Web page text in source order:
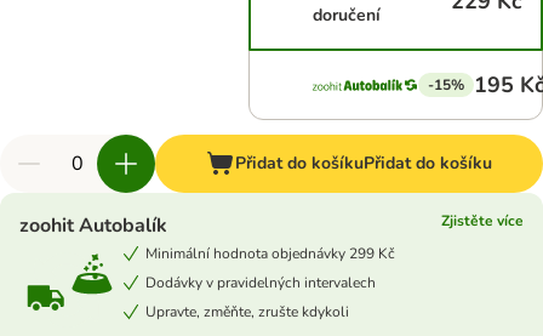
doručení
-15% 195
Přidat do košíkuPřidat do košíku
zoohit Autobalík
Zjistěte více
Minimální hodnota objednávky 299 Kč
Dodávky v pravidelných intervalech
Upravte, změňte, zrušte kdykoli